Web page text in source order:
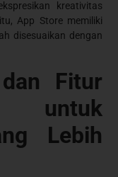
kreativitas
App Store memiliki
disesuaikan dengan
Fitur
Lebih